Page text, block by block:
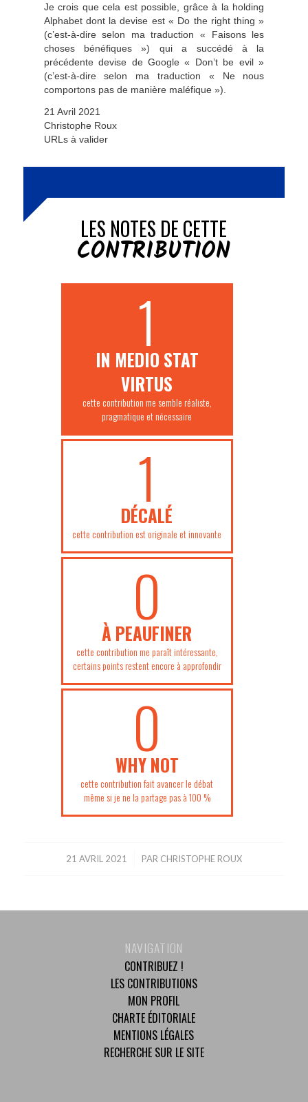
Je crois que cela est possible, grâce à la holding
Alphabet dont la devise est « Do the right thing »
(c’est-à-dire selon ma traduction « Faisons les
choses bénéfiques ») qui a succédé à la
précédente devise de Google « Don’t be evil »
(c’est-à-dire selon ma traduction « Ne nous
comportons pas de manière maléfique »).
21 Avril 2021
Christophe Roux
URLs à valider
LES NOTES DE CETTE
CONTRIBUTION
1
IN MEDIO STAT
VIRTUS
cette contribution me semble réaliste,
pragmatique et nécessaire
1
DÉCALÉ
cette contribution est originale et innovante
0
À PEAUFINER
cette contribution me paraît intéressante,
certains points restent encore à approfondir
0
WHY NOT
cette contribution fait avancer le débat
même si je ne la partage pas à 100 %
21 AVRIL 2021
/ PAR CHRISTOPHE ROUX
NAVIGATION
CONTRIBUEZ !
LES CONTRIBUTIONS
MON PROFIL
CHARTE ÉDITORIALE
MENTIONS LÉGALES
RECHERCHE SUR LE SITE